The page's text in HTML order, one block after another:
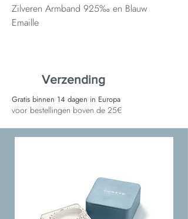
Zilveren Armband 925‰ en Blauw
Emaille
Verzending
Gratis binnen 14 dagen in Europa
voor bestellingen boven de 25€